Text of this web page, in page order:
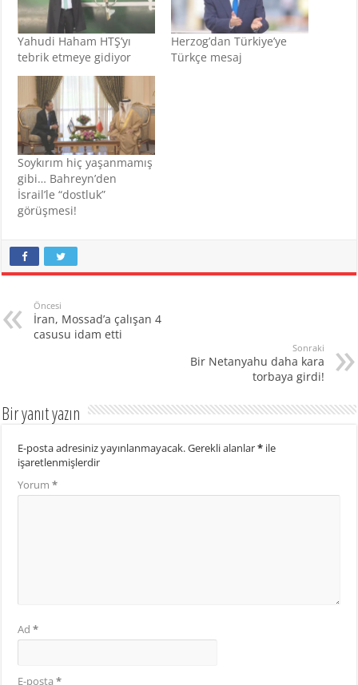
Yahudi Haham HTŞ’yı
tebrik etmeye gidiyor
Herzog’dan Türkiye’ye
Türkçe mesaj
Soykırım hiç yaşanmamış
gibi… Bahreyn’den
İsrail’le “dostluk”
görüşmesi!
Öncesi
İran, Mossad’a çalışan 4
casusu idam etti
Sonraki
Bir Netanyahu daha kara
torbaya girdi!
Bir yanıt yazın
E-posta adresiniz yayınlanmayacak.Gerekli alanlar* ile
işaretlenmişlerdir
Yorum*
Ad*
E-posta*